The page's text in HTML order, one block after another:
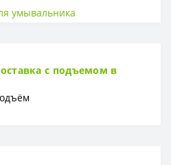
умывальника
с подъемом в